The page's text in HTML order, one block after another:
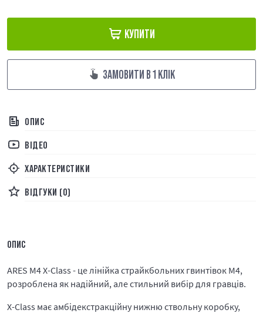
КУПИТИ
ЗАМОВИТИ В 1 КЛІК
ОПИС
ВІДЕО
ХАРАКТЕРИСТИКИ
ВІДГУКИ (0)
ОПИС
ARES M4 X-Class - це лінійка страйкбольних гвинтівок M4,
розроблена як надійний, але стильний вибір для гравців.
X-Class має амбідекстракційну нижню ствольну коробку,